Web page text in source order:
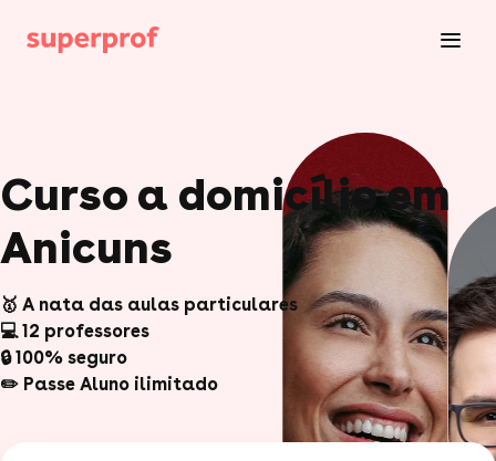
Curso a domicílio em
Anicuns
🥇 A nata das aulas particulares
💻 12 professores
🔒 100% seguro
✏️ Passe Aluno ilimitado